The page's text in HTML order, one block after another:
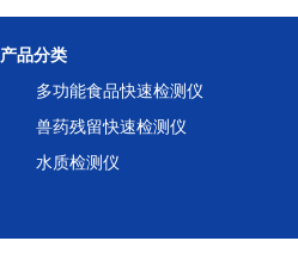
产品分类
多功能食品快速检测仪
兽药残留快速检测仪
水质检测仪